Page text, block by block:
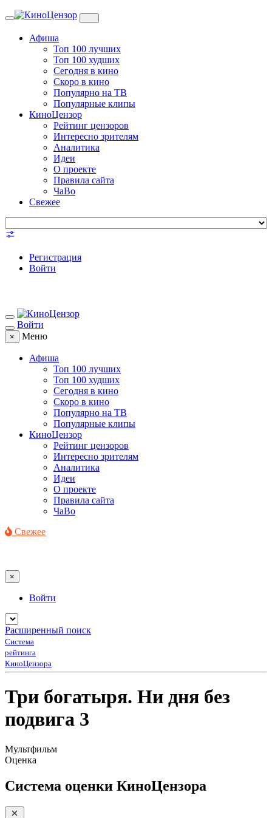
Toggle
Афиша
Топ 100 лучших
Топ 100 худших
Сегодня в кино
Скоро в кино
Популярно на ТВ
Популярные клипы
КиноЦензор
Рейтинг цензоров
Интересно зрителям
Аналитика
Идеи
О проекте
Правила сайта
ЧаВо
Свежее
Регистрация
Войти
Войти
× Меню
Афиша
Топ 100 лучших
Топ 100 худших
Сегодня в кино
Скоро в кино
Популярно на ТВ
Популярные клипы
КиноЦензор
Рейтинг цензоров
Интересно зрителям
Аналитика
Идеи
О проекте
Правила сайта
ЧаВо
Свежее
×
Войти
Расширенный поиск
Система
рейтинга
КиноЦензора
Три богатыря. Ни дня без
подвига 3
Мультфильм
Оценка
Система оценки КиноЦензора